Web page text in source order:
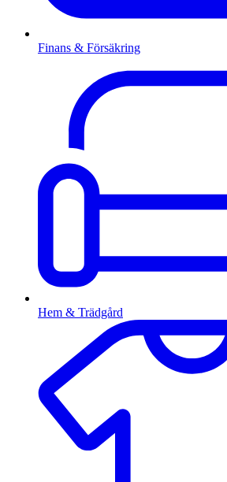
Finans & Försäkring
Hem & Trädgård